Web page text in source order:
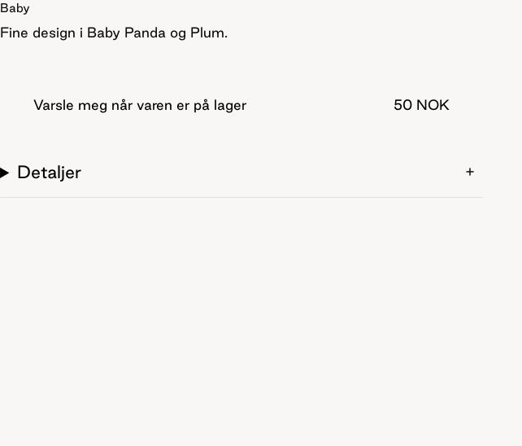
Baby
Fine design i Baby Panda og Plum.
Varsle meg når varen er på lager 50 NOK
Detaljer